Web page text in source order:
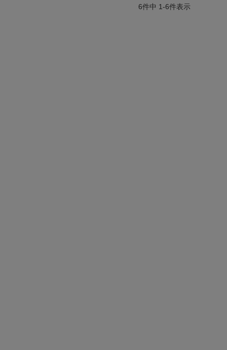
6件中 1-6件表示